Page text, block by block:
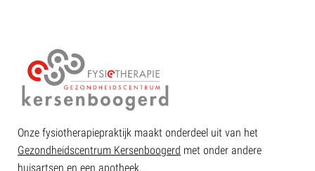
Onze fysiotherapiepraktijk maakt onderdeel uit van het
Gezondheidscentrum Kersenboogerd met onder andere
huisartsen en een apotheek.